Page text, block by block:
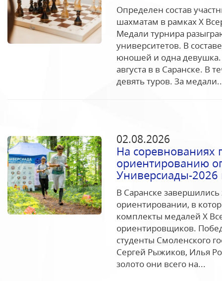
Определен состав
шахматам в рамках Х
Медали турнира
университетов. В
юношей и одна девушка.
августа в в Саранске. В
девять туров. За
02.08.2026
На соревнованиях
ориентированию
Универсиады-2026
В Саранске
ориентировании, в
комплекты медалей Х
ориентировщиков.
студенты Смоленского
Сергей Рыжиков, Илья
золото они всего на...